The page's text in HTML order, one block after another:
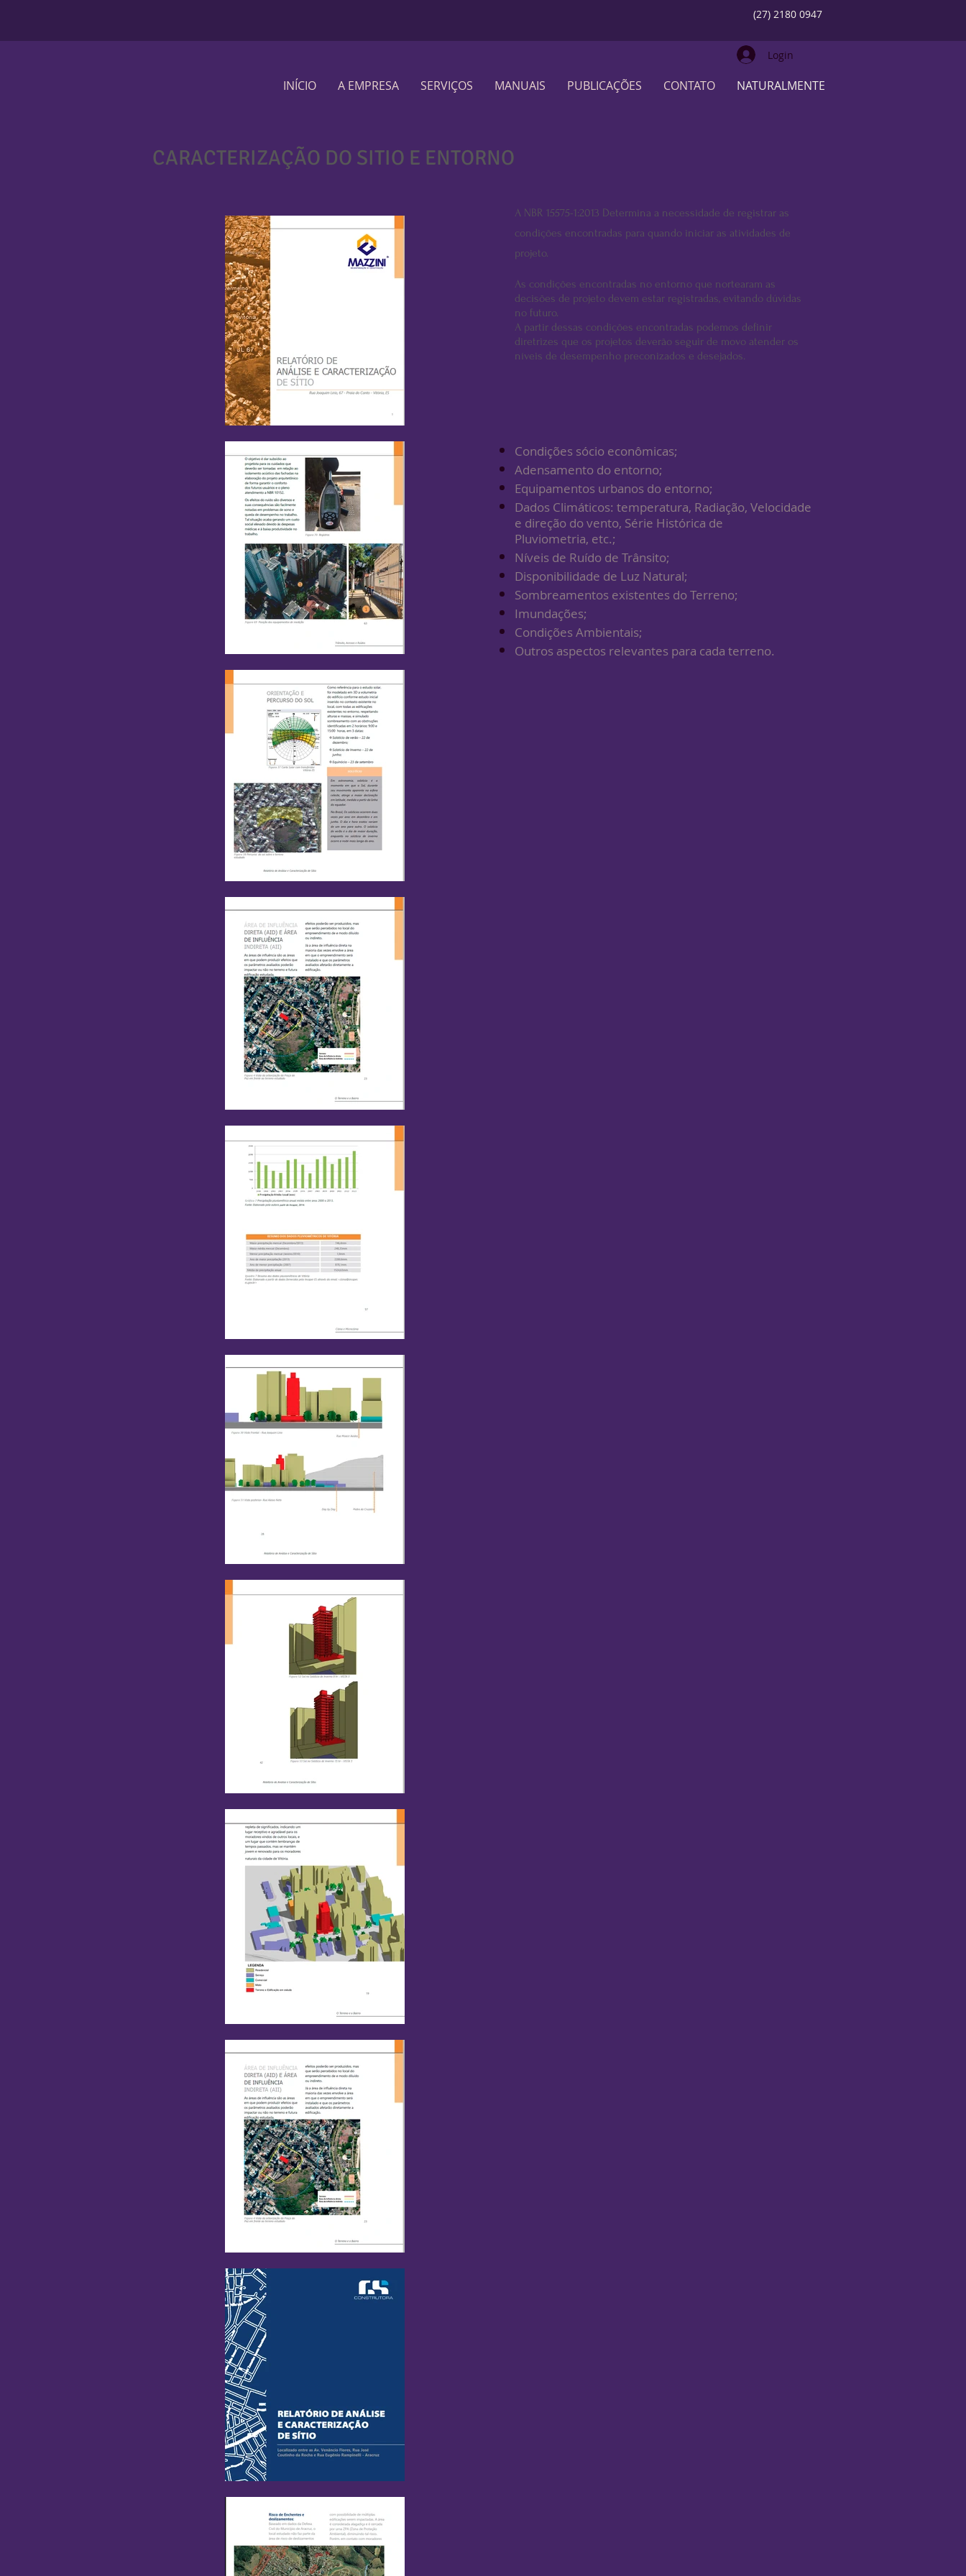
(27) 2180 0947
Login
INÍCIO A EMPRESA SERVIÇOS MANUAIS PUBLICAÇÕES CONTATO NATURALMENTE
CARACTERIZAÇÃO DO SITIO E ENTORNO
A NBR 15575-1:2013 Determina a necessidade de registrar as
condições encontradas para quando iniciar as atividades de
projeto.
As condições encontradas no entorno que nortearam as
decisões de projeto devem estar registradas, evitando dúvidas
no futuro.
A partir dessas condições encontradas podemos definir
diretrizes que os projetos deverão seguir de movo atender os
níveis de desempenho preconizados e desejados.
Condições sócio econômicas;
Adensamento do entorno;
Equipamentos urbanos do entorno;
Dados Climáticos: temperatura, Radiação, Velocidade
e direção do vento, Série Histórica de
Pluviometria, etc.;
Níveis de Ruído de Trânsito;
Disponibilidade de Luz Natural;
Sombreamentos existentes do Terreno;
Imundações;
Condições Ambientais;
Outros aspectos relevantes para cada terreno.